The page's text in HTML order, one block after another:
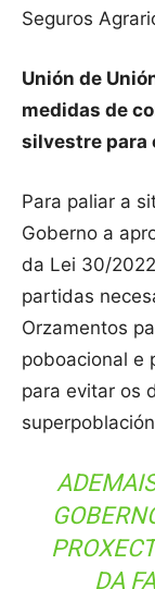
Seguros
Unión de
medidas de
silvestre para
Para paliar a
Goberno a
da Lei 30/
partidas
Orzamentos
poboacional e
para evitar os
DA